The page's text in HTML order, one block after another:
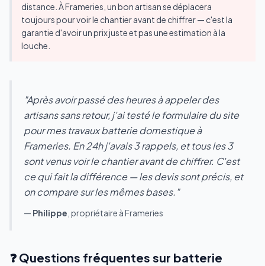
distance. À Frameries, un bon artisan se déplacera
toujours pour voir le chantier avant de chiffrer — c'est la
garantie d'avoir un prix juste et pas une estimation à la
louche.
"Après avoir passé des heures à appeler des
artisans sans retour, j'ai testé le formulaire du site
pour mes travaux batterie domestique à
Frameries. En 24h j'avais 3 rappels, et tous les 3
sont venus voir le chantier avant de chiffrer. C'est
ce qui fait la différence — les devis sont précis, et
on compare sur les mêmes bases."
— Philippe , propriétaire à Frameries
❓ Questions fréquentes sur batterie